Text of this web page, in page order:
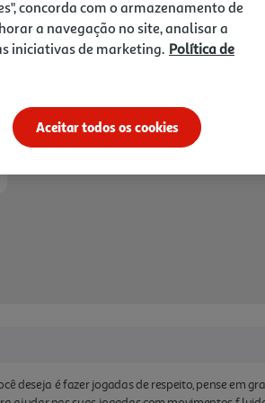
precisão pixelar e uma total
permite que o rato deslize com
movimentos rápidos e fluidos.
mesmo em superfícies imperfeitas
sões de jogos mais frenéticas,
mousepad também serve como
Entrega estimada entre 13/08/
deseja é fazer jogadas de respeito, pense em
concorda com o armazenamento de
a navegação no site, analisar a
iniciativas de marketing. Política de
Aceitar todos os cookies